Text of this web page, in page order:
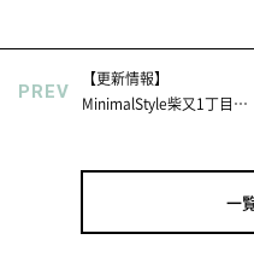
PREV
【更新情報】
MinimalStyle柴又1丁目
一